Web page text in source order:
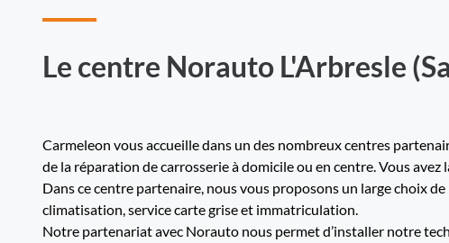
Le centre Norauto L'Arbresle
Carmeleon vous accueille dans un des nombreux centres
de la réparation de carrosserie à domicile ou en centre. Vous
Dans ce centre partenaire, nous vous proposons un large choix
climatisation, service carte grise et immatriculation.
Notre partenariat avec Norauto nous permet d’installer notre